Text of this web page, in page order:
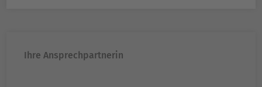
Ihre Ansprechpartnerin